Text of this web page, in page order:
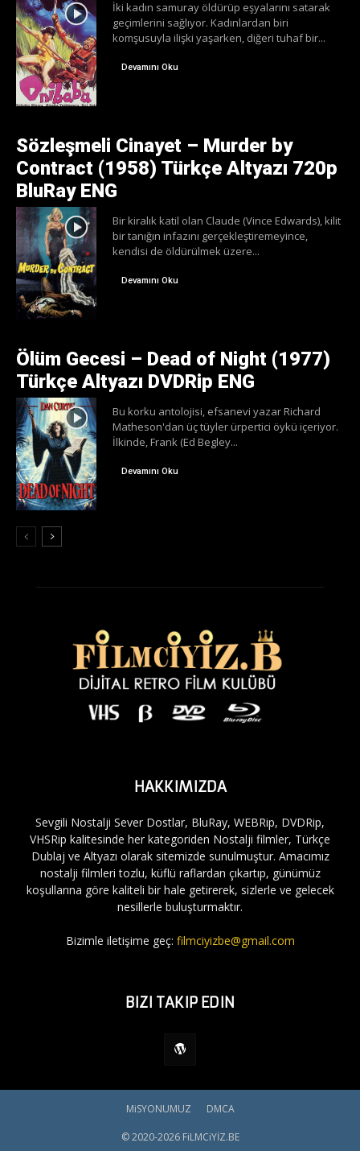
İki kadın samuray öldürüp eşyalarını satarak
geçimlerini sağlıyor. Kadınlardan biri
komşusuyla ilişki yaşarken, diğeri tuhaf bir...
Devamını Oku
Sözleşmeli Cinayet – Murder by
Contract (1958) Türkçe Altyazı 720p
BluRay ENG
Bir kiralık katil olan Claude (Vince Edwards), kilit
bir tanığın infazını gerçekleştiremeyince,
kendisi de öldürülmek üzere...
Devamını Oku
Ölüm Gecesi – Dead of Night (1977)
Türkçe Altyazı DVDRip ENG
Bu korku antolojisi, efsanevi yazar Richard
Matheson'dan üç tüyler ürpertici öykü içeriyor.
İlkinde, Frank (Ed Begley...
Devamını Oku
HAKKIMIZDA
Sevgili Nostalji Sever Dostlar, BluRay, WEBRip, DVDRip,
VHSRip kalitesinde her kategoriden Nostalji filmler, Türkçe
Dublaj ve Altyazı olarak sitemizde sunulmuştur. Amacımız
nostalji filmleri tozlu, küflü raflardan çıkartıp, günümüz
koşullarına göre kaliteli bir hale getirerek, sizlerle ve gelecek
nesillerle buluşturmaktır.
Bizimle iletişime geç: filmciyizbe@gmail.com
BIZI TAKIP EDIN
MiSYONUMUZ DMCA
© 2020-2026 FiLMCiYİZ.BE